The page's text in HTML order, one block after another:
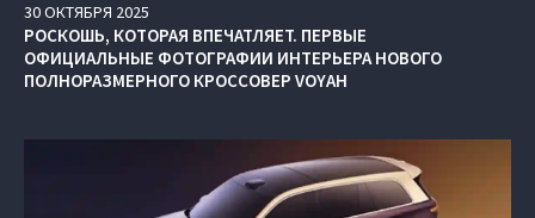
30ОКТЯБРЯ 2025
РОСКОШЬ, КОТОРАЯ ВПЕЧАТЛЯЕТ. ПЕРВЫЕ
ОФИЦИАЛЬНЫЕ ФОТОГРАФИИ ИНТЕРЬЕРА НОВОГО
ПОЛНОРАЗМЕРНОГО КРОССОВЕР VOYAH